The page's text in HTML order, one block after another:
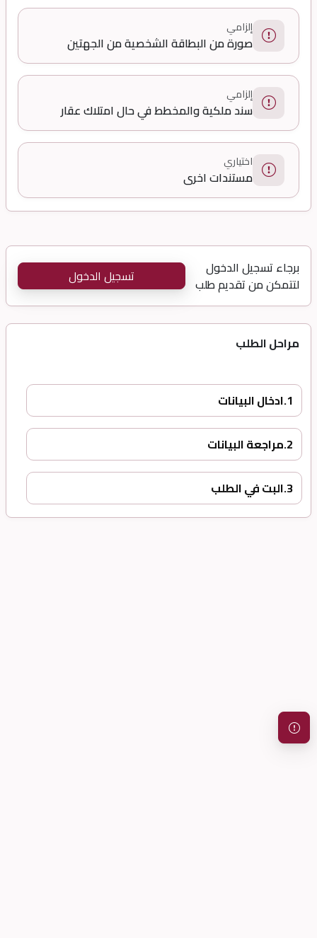
إلزامي
صورة من البطاقة الشخصية من الجهتين
إلزامي
سند ملكية والمخطط في حال امتلاك عقار
اختياري
مستندات اخرى
برجاء تسجيل الدخول
لتتمكن من تقديم طلب
تسجيل الدخول
مراحل الطلب
1. ادخال البيانات
2. مراجعة البيانات
3. البت في الطلب